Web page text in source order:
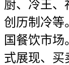
厨、冷王、
创历制冷等
国餐饮市
式展现、买